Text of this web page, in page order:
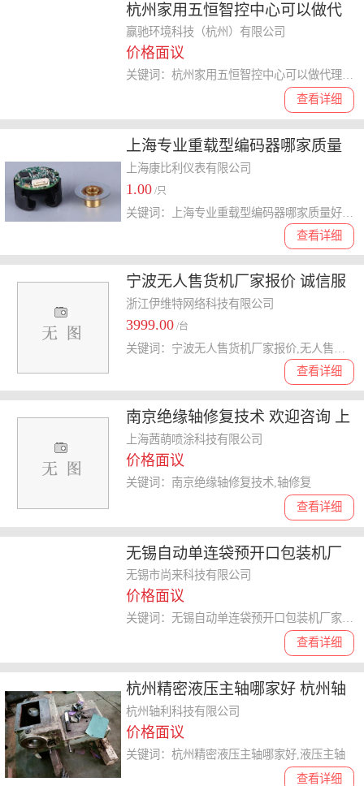
杭州家用五恒智控中心可以做代
理吗 诚信经营 温始三恒五恒供应
赢驰环境科技（杭州）有限公司
价格面议
查看详细
关键词：杭州家用五恒智控中心可以做代理吗,五恒智控中心
上海专业重载型编码器哪家质量
好 康比利供
上海康比利仪表有限公司
1.00 /只
查看详细
宁波无人售货机厂家报价 诚信服
务 浙江伊维特网络科技供应
浙江伊维特网络科技有限公司
3999.00 /台
查看详细
南京绝缘轴修复技术 欢迎咨询 上
海茜萌喷涂科技供应
上海茜萌喷涂科技有限公司
价格面议
查看详细
关键词：南京绝缘轴修复技术,轴修复
无锡自动单连袋预开口包装机厂
家直营 无锡市尚来科技供应
无锡市尚来科技有限公司
价格面议
查看详细
关键词：无锡自动单连袋预开口包装机厂家直营,预开口包装机
杭州精密液压主轴哪家好 杭州轴
利科技供应
杭州轴利科技有限公司
价格面议
查看详细
关键词：杭州精密液压主轴哪家好,液压主轴